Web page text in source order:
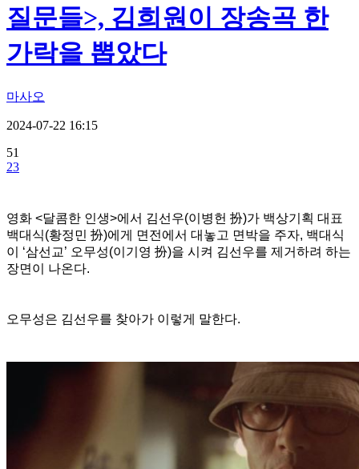
질문들>, 김희원이 장송곡 한
가락을 뽑았다
마사오
2024-07-22 16:15
51
23
영화 <달콤한 인생>에서 김선우(이병헌 扮)가 백상기획 대표
백대식(황정민 扮)에게 면전에서 대놓고 면박을 주자, 백대식
이 ‘삼선교’ 오무성(이기영 扮)을 시켜 김선우를 제거하려 하는
장면이 나온다.
오무성은 김선우를 찾아가 이렇게 말한다.